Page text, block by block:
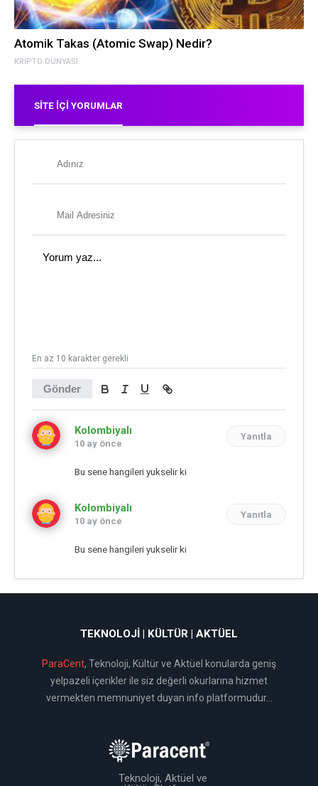
KRIPTO DÜNYASI
Atomik Takas (Atomic Swap) Nedir?
SITE İÇI YORUMLAR
Gönder
En az 10 karakter gerekli
Kolombiyalı
10 ay önce
Yanıtla
Bu sene hangileri yukselir ki
Kolombiyalı
10 ay önce
Yanıtla
Bu sene hangileri yukselir ki
TEKNOLOJI | KÜLTÜR | AKTÜEL
ParaCent, Teknoloji, Kültür ve Aktüel konularda geniş
yelpazeli içerikler ile siz değerli okurlarına hizmet
vermekten memnuniyet duyan info platformudur...
Teknoloji, Aktüel ve